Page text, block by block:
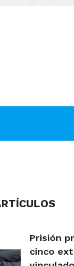
Prisión
cinco